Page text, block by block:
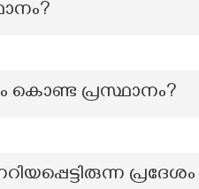
കൊണ്ട പ്രസ്ഥാനം?